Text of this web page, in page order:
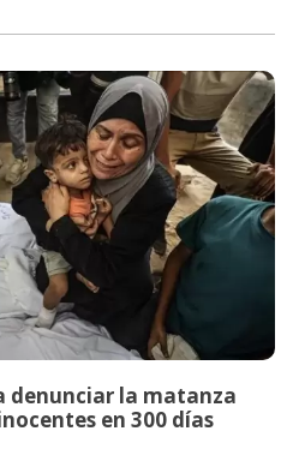
denunciar la matanza
en 300 días